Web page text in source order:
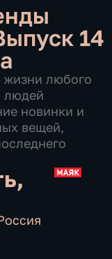
14
жизни любого
людей
новинки и
вещей,